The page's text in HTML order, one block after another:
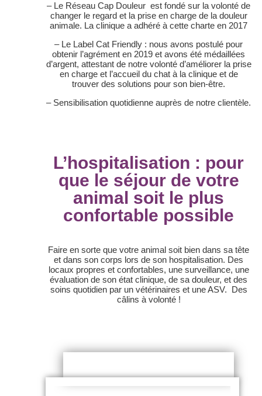
– Le Réseau Cap Douleur est fondé sur la volonté de
changer le regard et la prise en charge de la douleur
animale. La clinique a adhéré à cette charte en 2017
– Le Label Cat Friendly : nous avons postulé pour
obtenir l’agrément en 2019 et avons été médaillées
d’argent, attestant de notre volonté d’améliorer la prise
en charge et l’accueil du chat à la clinique et de
trouver des solutions pour son bien-être.
– Sensibilisation quotidienne auprès de notre clientèle.
L’hospitalisation : pour
que le séjour de votre
animal soit le plus
confortable possible
Faire en sorte que votre animal soit bien dans sa tête
et dans son corps lors de son hospitalisation. Des
locaux propres et confortables, une surveillance, une
évaluation de son état clinique, de sa douleur, et des
soins quotidien par un vétérinaires et une ASV. Des
câlins à volonté !